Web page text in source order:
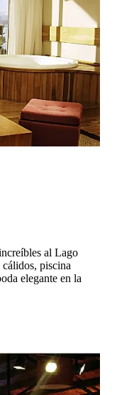
al Lago
piscina
elegante en la